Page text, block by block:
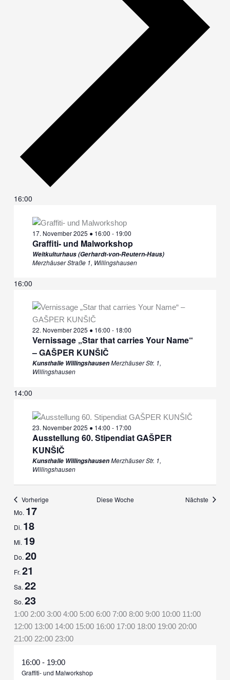
16:00
17. November 2025 ● 16:00 - 19:00
Graffiti- und Malworkshop
Weltkulturhaus (Gerhardt-von-Reutern-Haus)
Merzhäuser Straße 1, Willingshausen
16:00
22. November 2025 ● 16:00 - 18:00
Vernissage „Star that carries Your Name“
– GAŠPER KUNŠIČ
Kunsthalle WillingshausenMerzhäuser Str. 1,
Willingshausen
14:00
23. November 2025 ● 14:00 - 17:00
Ausstellung 60. Stipendiat GAŠPER
KUNŠIČ
Kunsthalle WillingshausenMerzhäuser Str. 1,
Willingshausen
Vorherige Diese Woche Nächste
Woche
von
Mo. 17
Di. 18
Mi. 19
Do.20
Fr.21
Sa.22
So.23
0:00
1:00 2:00 3:00 4:00 5:00 6:00 7:00 8:00 9:00 10:00 11:00
12:00 13:00 14:00 15:00 16:00 17:00 18:00 19:00 20:00
21:00 22:00 23:000:00
November
17,
November
17,
16:00 - 19:00
Graffiti- und Malworkshop